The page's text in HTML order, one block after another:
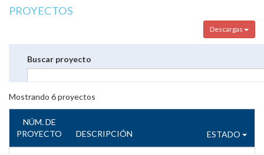
PROYECTOS
Descargas
Buscar proyecto
Mostrando 6proyectos
NÚM. DE
PROYECTO
DESCRIPCIÓN ESTADO